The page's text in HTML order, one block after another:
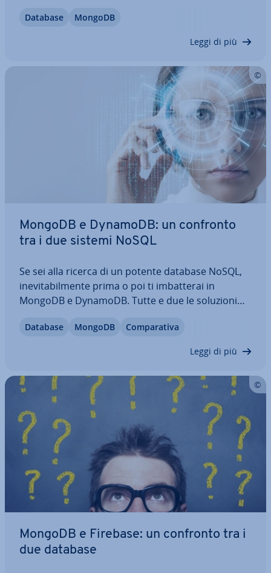
messo a confronto per te MongoDB e Couchbase.
Database MongoDB
Leggi di più
MongoDB e DynamoDB: un confronto
tra i due sistemi NoSQL
Se sei alla ricerca di un potente database NoSQL,
ine­vi­ta­bil­men­te prima o poi ti im­bat­te­rai in
MongoDB e DynamoDB. Tutte e due le soluzioni
utenti. Qui scoprirai quali par­ti­co­la­ri­tà, dif­fe­ren­ze e
Database MongoDB Com­pa­ra­ti­va
Leggi di più
MongoDB e Firebase: un confronto tra i
due database